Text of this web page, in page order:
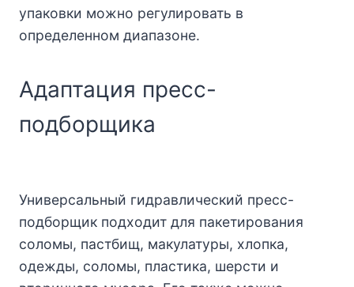
упаковки можно регулировать в
определенном диапазоне.
Адаптация пресс-
подборщика
Универсальный гидравлический пресс-
подборщик подходит для пакетирования
соломы, пастбищ, макулатуры, хлопка,
одежды, соломы, пластика, шерсти и